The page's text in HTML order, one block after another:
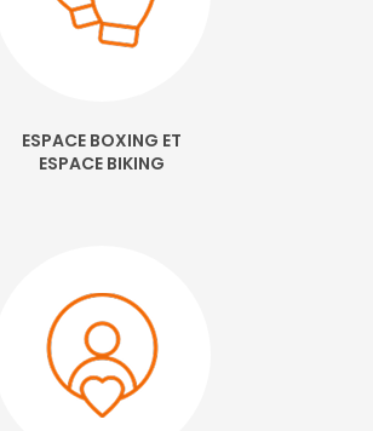
ESPACE BOXING ET
ESPACE BIKING